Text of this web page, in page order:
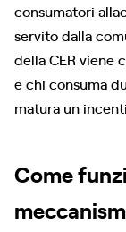
consumatori
servito dalla
della CER viene
e chi consuma
matura un
Come